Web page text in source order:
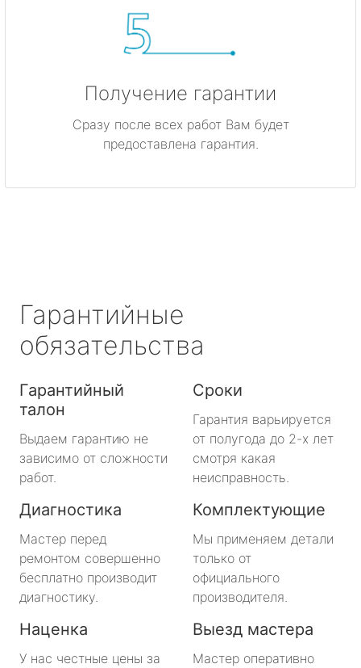
Получение гарантии
Сразу после всех работ Вам будет
предоставлена гарантия.
Гарантийные
обязательства
Гарантийный
талон
Выдаем гарантию не
зависимо от сложности
работ.
Сроки
Гарантия варьируется
от полугода до 2-х лет
смотря какая
неисправность.
Диагностика
Мастер перед
ремонтом совершенно
бесплатно производит
диагностику.
Комплектующие
Мы применяем детали
только от
официального
производителя.
Наценка
У нас честные цены за
Выезд мастера
Мастер оперативно